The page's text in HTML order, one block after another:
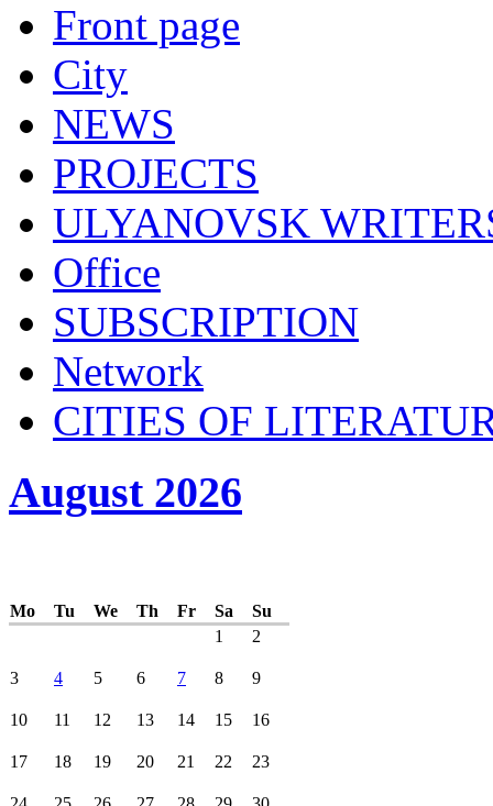
Front page
City
NEWS
PROJECTS
ULYANOVSK
Office
SUBSСRIPTION
Network
CITIES OF
August 2026
Mo Tu We Th Fr Sa
Su
1
2
3 4 5 6 7 8 9
10 11 12 13 14 15 16
17 18 19 20 21 22 23